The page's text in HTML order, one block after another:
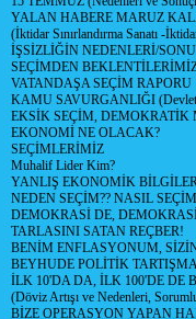
YALAN HABERE MARUZ
(İktidar Sınırlandırma Sanatı -
İŞSİZLİĞİN NEDENLERİ/
SEÇİMDEN
VATANDAŞA SEÇİM RAPORU
KAMU SAVURGANLIĞI (Devlet
EKSİK SEÇİM, DEMOKRATİK
EKONOMİ NE OLACAK?
SEÇİMLERİMİZ
Muhalif Lider Kim?
YANLIŞ EKONOMİK
NEDEN SEÇİM?? NASIL
DEMOKRASİ DE,
TARLASINI SATAN REÇBER!
BENİM ENFLASYONUM,
BEYHUDE POLİTİK
İLK 10'DA DA, İLK 100'DE DE
(Döviz Artışı ve Nedenleri,
BİZE OPERASYON YAPAN